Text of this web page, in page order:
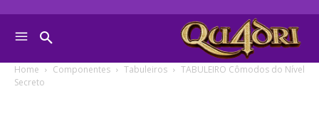
Home Componentes Tabuleiros
TABULEIRO Cômodos do Nível
Secreto